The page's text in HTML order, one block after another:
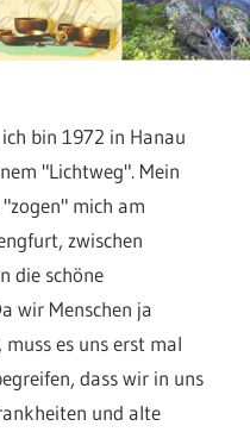
bin 1972 in Hanau
"Lichtweg". Mein
mich am
zwischen
die schöne
wir Menschen ja
es uns erst mal
dass wir in uns
und alte